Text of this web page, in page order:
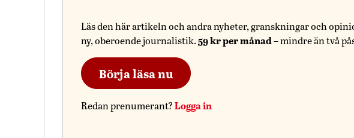
Läs den här artikeln och andra nyheter, granskningar och
ny, oberoende journalistik.59 kr per månad– mindre än två
Börja läsa nu
Redan prenumerant?Logga in